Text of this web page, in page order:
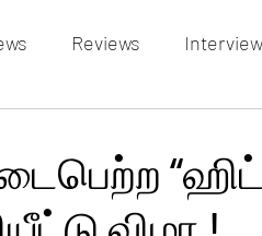
Reviews